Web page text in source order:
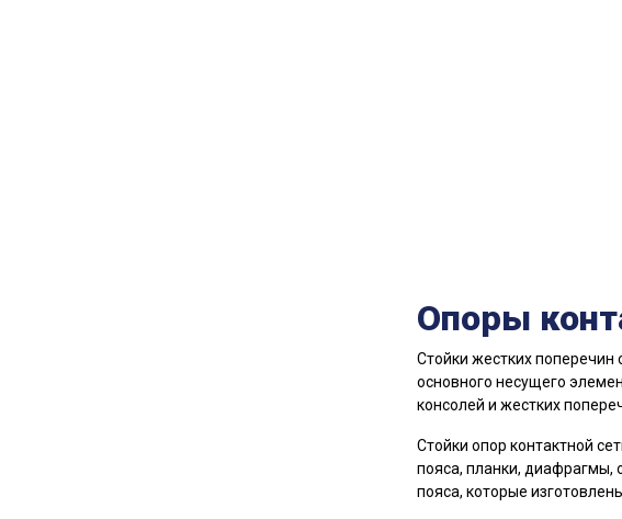
Опоры
Стойки жестких
основного несущего
консолей и жестких
Стойки опор контактной
пояса, планки, диафрагмы,
пояса, которые